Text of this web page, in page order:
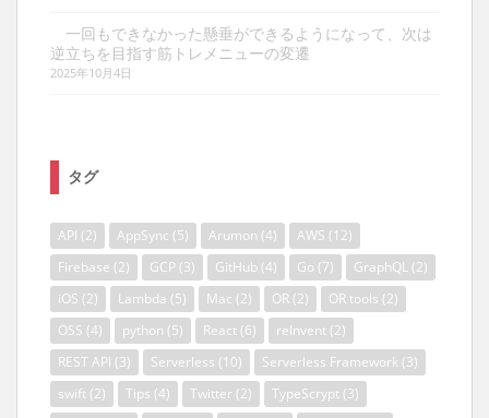
一回もできなかった懸垂ができるようになって、次は
逆立ちを目指す筋トレメニューの変遷
2025年10月4日
タグ
API (2) AppSync (5) Arumon (4) AWS (12)
Firebase (2) GCP (3) GitHub (4) Go (7) GraphQL (2)
iOS (2) Lambda (5) Mac (2) OR (2) OR tools (2)
OSS (4) python (5) React (6) reInvent (2)
REST API (3) Serverless (10) Serverless Framework (3)
swift (2) Tips (4) Twitter (2) TypeScrypt (3)